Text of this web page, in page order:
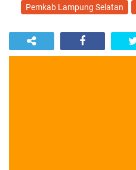
Pemkab Lampung Selatan